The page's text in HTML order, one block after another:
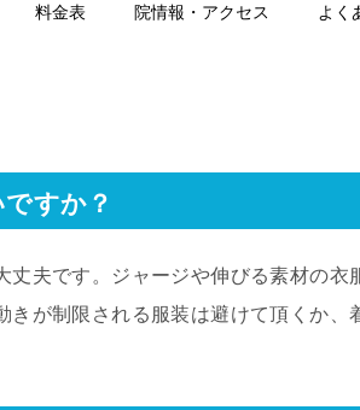
料金表 院情報・アクセス よく
すか？
丈夫です。ジャージや伸びる素材の衣
が制限される服装は避けて頂くか、